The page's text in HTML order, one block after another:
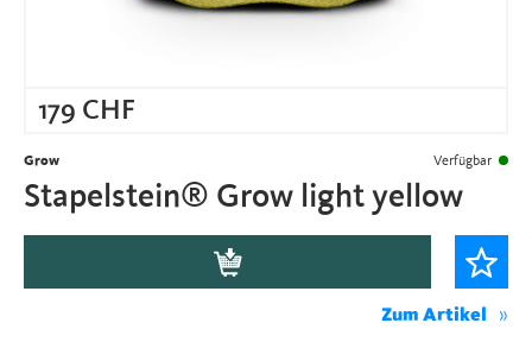
179 CHF
Grow Verfügbar
Stapelstein® Grow light yellow
Zum Artikel